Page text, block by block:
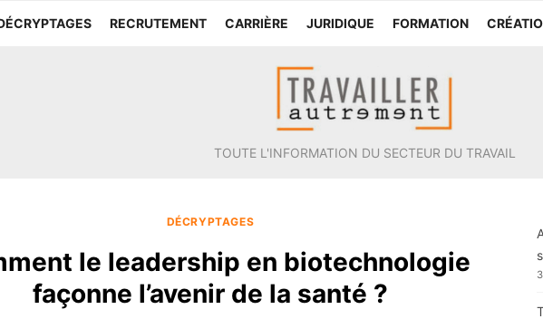
RECRUTEMENT CARRIÈRE JURIDIQUE FORMATION
TOUTE L'INFORMATION DU SECTEUR DU TRAVAIL
DÉCRYPTAGES
le leadership en biotechnologie
façonne l’avenir de la santé ?